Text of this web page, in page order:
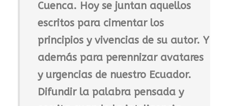
Cuenca. Hoy se juntan aquellos
escritos para cimentar los
principios y vivencias de su autor. Y
además para perennizar avatares
y urgencias de nuestro Ecuador.
Difundir la palabra pensada y